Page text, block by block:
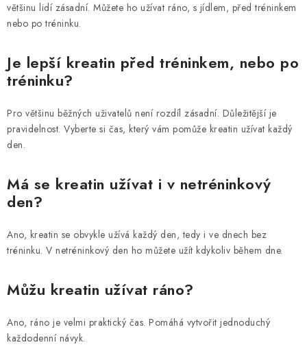
většinu lidí zásadní. Můžete ho užívat ráno, s jídlem, před tréninkem
nebo po tréninku.
Je lepší kreatin před tréninkem, nebo po
tréninku?
Pro většinu běžných uživatelů není rozdíl zásadní. Důležitější je
pravidelnost. Vyberte si čas, který vám pomůže kreatin užívat každý
den.
Má se kreatin užívat i v netréninkový
den?
Ano, kreatin se obvykle užívá každý den, tedy i ve dnech bez
tréninku. V netréninkový den ho můžete užít kdykoliv během dne.
Můžu kreatin užívat ráno?
Ano, ráno je velmi praktický čas. Pomáhá vytvořit jednoduchý
každodenní návyk.